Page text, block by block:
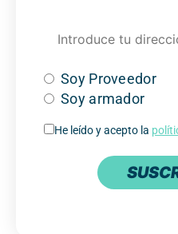
Soy Proveedor
Soy armador
He leído y acepto la